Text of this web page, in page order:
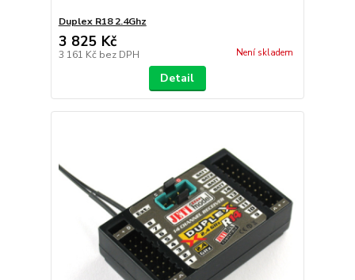
Duplex R18 2.4Ghz
3 825 Kč
3 161 Kč bez DPH Není skladem
Detail